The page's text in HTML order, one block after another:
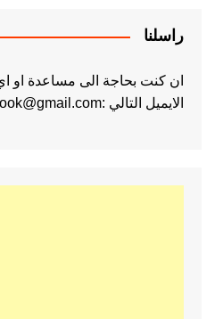
راسلنا
ان كنت بحاجة الى مساعدة او
الايميل التالي :maktabatiiebook@gmail.com